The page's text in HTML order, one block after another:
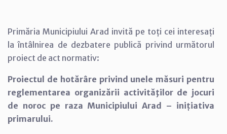
Primăria Municipiului Arad invită pe toți cei interesați
la întâlnirea de dezbatere publică privind următorul
proiect de act normativ:
Proiectul de hotărâre privind unele măsuri pentru
reglementarea organizării activităţilor de jocuri
de noroc pe raza Municipiului Arad – inițiativa
primarului.